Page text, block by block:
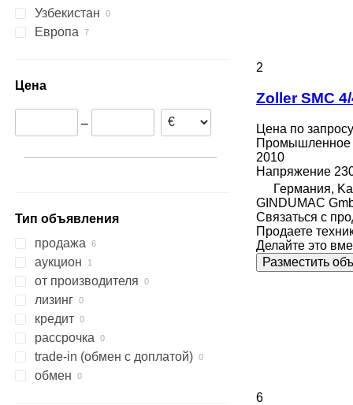
XRHS
XRVS
V-series
VAC
Узбекистан
Европа
Цена
–
Тип объявления
продажа
аукцион
от производителя
лизинг
кредит
рассрочка
trade-in (обмен с доплатой)
обмен
2
Zoller SMC
Цена по запросу
Промышленное
2010
Напряжение
Германия,
GINDUMAC
Связаться с
Продаете
Делайте это
Разместить
6